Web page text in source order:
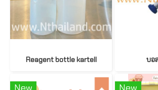
Reagent bottle kartell บอ